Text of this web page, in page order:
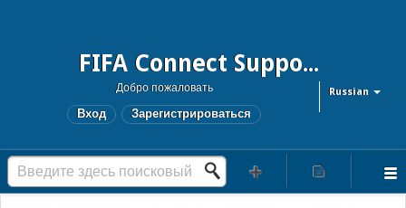
FIFA Connect Support and FCMS Support
Russian
Добро пожаловать
Вход Зарегистрироваться